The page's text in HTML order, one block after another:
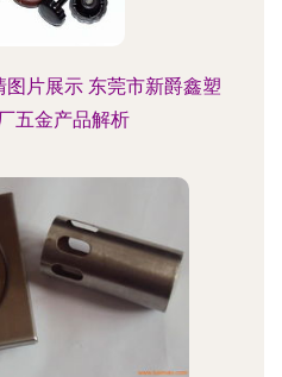
片展示 东莞市新爵鑫塑
五金产品解析